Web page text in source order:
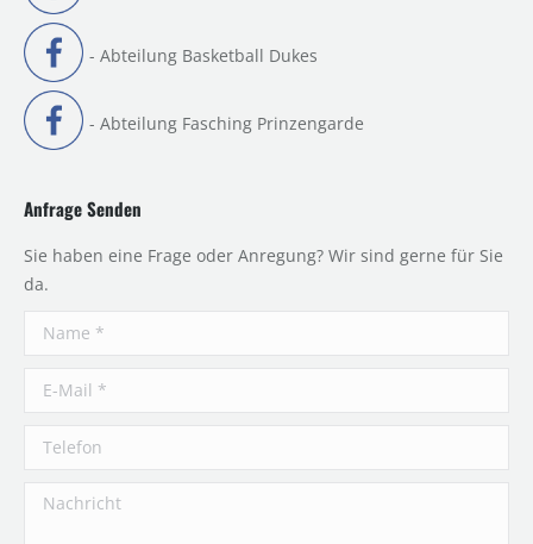
- Abteilung Basketball Dukes
- Abteilung Fasching Prinzengarde
Anfrage Senden
Sie haben eine Frage oder Anregung? Wir sind gerne für Sie
da.
Name *
E-Mail *
Telefon
Nachricht